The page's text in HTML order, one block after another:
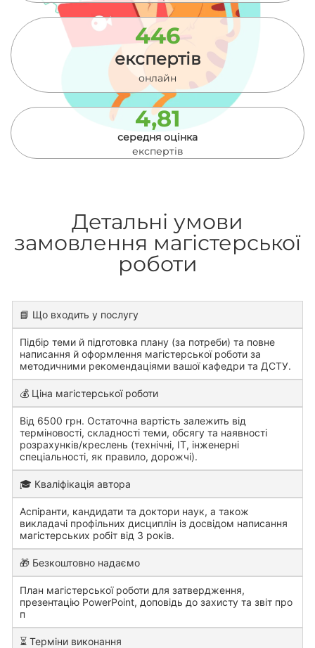
446
експертів
онлайн
4,81
середня оцінка
експертів
Детальні умови
замовлення магістерської
роботи
📘 Що входить у послугу
Підбір теми й підготовка плану (за потреби) та повне
написання й оформлення магістерської роботи за
методичними рекомендаціями вашої кафедри та ДСТУ.
💰 Ціна магістерської роботи
Від 6500 грн. Остаточна вартість залежить від
терміновості, складності теми, обсягу та наявності
розрахунків/креслень (технічні, ІТ, інженерні
спеціальності, як правило, дорожчі).
🎓 Кваліфікація автора
Аспіранти, кандидати та доктори наук, а також
викладачі профільних дисциплін із досвідом написання
магістерських робіт від 3 років.
🎁 Безкоштовно надаємо
План магістерської роботи для затвердження,
презентацію PowerPoint, доповідь до захисту та звіт про
п
⏳ Терміни виконання